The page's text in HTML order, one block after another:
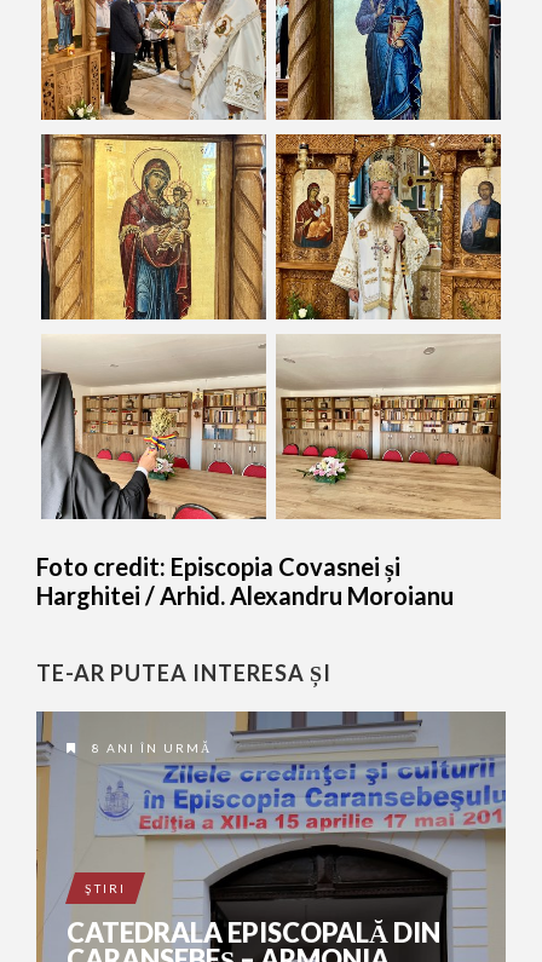
Foto credit: Episcopia Covasnei și
Harghitei / Arhid. Alexandru Moroianu
TE-AR PUTEA INTERESA ȘI
8 ANI ÎN URMĂ
ŞTIRI
CATEDRALA EPISCOPALĂ DIN